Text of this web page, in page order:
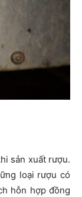
sản xuất rượu.
loại rượu có
hỗn hợp đồng